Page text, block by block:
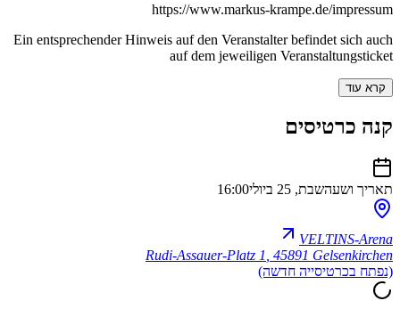
https://www.markus-krampe.de/impressum
Ein entsprechender Hinweis auf den Veranstalter befindet sich auch
auf dem jeweiligen Veranstaltungsticket
קרא עוד
קנה כרטיסים
תאריך ושעהשבת, 25 ביולי 16:00
VELTINS-Arena
Rudi-Assauer-Platz 1 ,45891 Gelsenkirchen
(נפתח בכרטיסייה חדשה)